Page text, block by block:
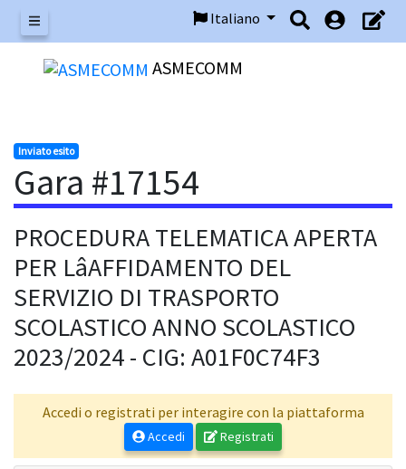
Menu
Italiano
ASMECOMM
Inviato esito
Gara #17154
PROCEDURA TELEMATICA APERTA
PER LâAFFIDAMENTO DEL
SERVIZIO DI TRASPORTO
SCOLASTICO ANNO SCOLASTICO
2023/2024 - CIG: A01F0C74F3
Accedi o registrati per interagire con la piattaforma
Accedi Registrati